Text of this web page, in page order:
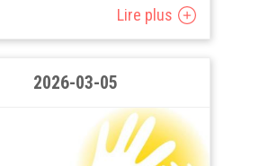
dizaines de partenaires
espaces culturels &
Lire plus
2026-03-05